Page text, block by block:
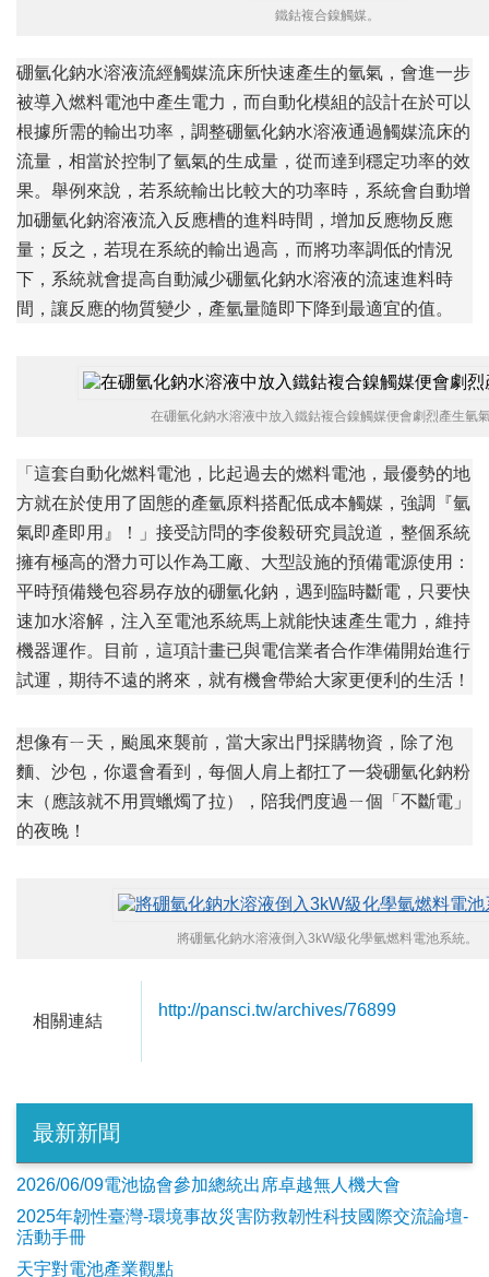
鐵鈷複合鎳觸媒。
硼氫化鈉水溶液流經觸媒流床所快速產生的氫氣，會進一步
被導入燃料電池中產生電力，而自動化模組的設計在於可以
根據所需的輸出功率，調整硼氫化鈉水溶液通過觸媒流床的
流量，相當於控制了氫氣的生成量，從而達到穩定功率的效
果。舉例來說，若系統輸出比較大的功率時，系統會自動增
加硼氫化鈉溶液流入反應槽的進料時間，增加反應物反應
量；反之，若現在系統的輸出過高，而將功率調低的情況
下，系統就會提高自動減少硼氫化鈉水溶液的流速進料時
間，讓反應的物質變少，產氫量隨即下降到最適宜的值。
在硼氫化鈉水溶液中放入鐵鈷複合鎳觸媒便會劇烈產生氫
「這套自動化燃料電池，比起過去的燃料電池，最優勢的地
方就在於使用了固態的產氫原料搭配低成本觸媒，強調『氫
氣即產即用』！」接受訪問的李俊毅研究員說道，整個系統
擁有極高的潛力可以作為工廠、大型設施的預備電源使用：
平時預備幾包容易存放的硼氫化鈉，遇到臨時斷電，只要快
速加水溶解，注入至電池系統馬上就能快速產生電力，維持
機器運作。目前，這項計畫已與電信業者合作準備開始進行
試運，期待不遠的將來，就有機會帶給大家更便利的生活！
想像有ㄧ天，颱風來襲前，當大家出門採購物資，除了泡
麵、沙包，你還會看到，每個人肩上都扛了一袋硼氫化鈉粉
末（應該就不用買蠟燭了拉），陪我們度過ㄧ個「不斷電」
的夜晚！
將硼氫化鈉水溶液倒入3kW級化學氫燃料電池系統。
相關連結
http://pansci.tw/archives/76899
最新新聞
2026/06/09電池協會參加總統出席卓越無人機大會
2025年韌性臺灣-環境事故災害防救韌性科技國際交流論壇-
活動手冊
天宇對電池產業觀點